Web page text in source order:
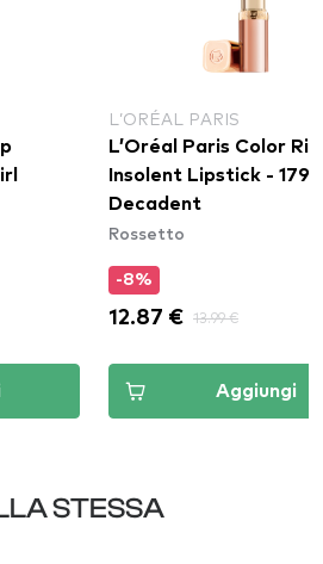
L’ORÉAL PARIS
L’Oréal Paris Color
Insolent Lipstick - 179
Decadent
Rossetto
-8%
12.87 € 13.99 €
Aggiungi
STESSA